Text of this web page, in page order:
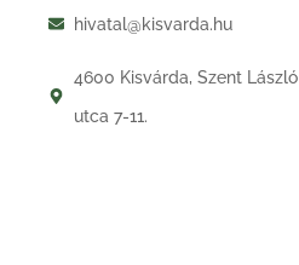
hivatal@kisvarda.hu
4600 Kisvárda, Szent László
utca 7-11.